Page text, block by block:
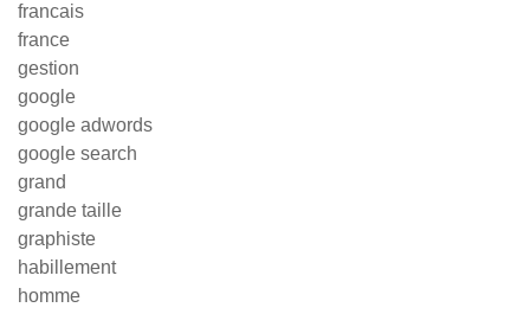
francais
france
gestion
google
google adwords
google search
grand
grande taille
graphiste
habillement
homme